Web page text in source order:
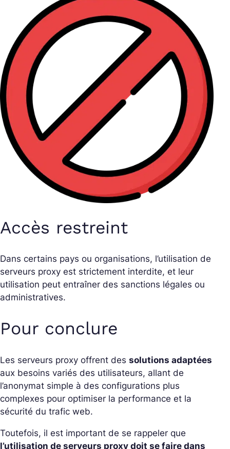
Accès restreint
Dans certains pays ou organisations, l’utilisation de
serveurs proxy est strictement interdite, et leur
utilisation peut entraîner des sanctions légales ou
administratives.
Pour conclure
Les serveurs proxy offrent des solutions adaptées
aux besoins variés des utilisateurs, allant de
l’anonymat simple à des configurations plus
complexes pour optimiser la performance et la
sécurité du trafic web.
Toutefois, il est important de se rappeler que
l’utilisation de serveurs proxy doit se faire dans